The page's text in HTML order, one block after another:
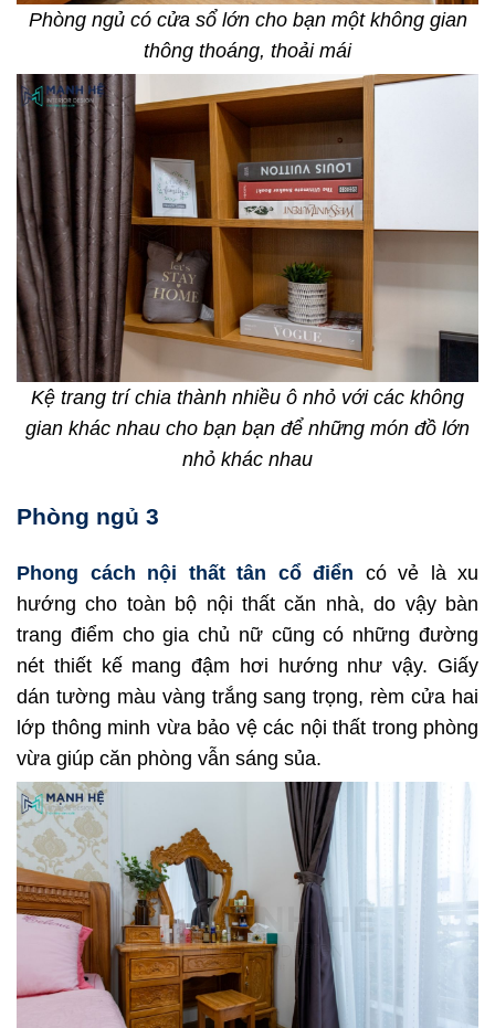
Phòng ngủ có cửa sổ lớn cho bạn một không gian
thông thoáng, thoải mái
Kệ trang trí chia thành nhiều ô nhỏ với các không
gian khác nhau cho bạn bạn để những món đồ lớn
nhỏ khác nhau
Phòng ngủ 3
Phong cách nội thất tân cổ điển có vẻ là xu
hướng cho toàn bộ nội thất căn nhà, do vậy bàn
trang điểm cho gia chủ nữ cũng có những đường
nét thiết kế mang đậm hơi hướng như vậy. Giấy
dán tường màu vàng trắng sang trọng, rèm cửa hai
lớp thông minh vừa bảo vệ các nội thất trong phòng
vừa giúp căn phòng vẫn sáng sủa.